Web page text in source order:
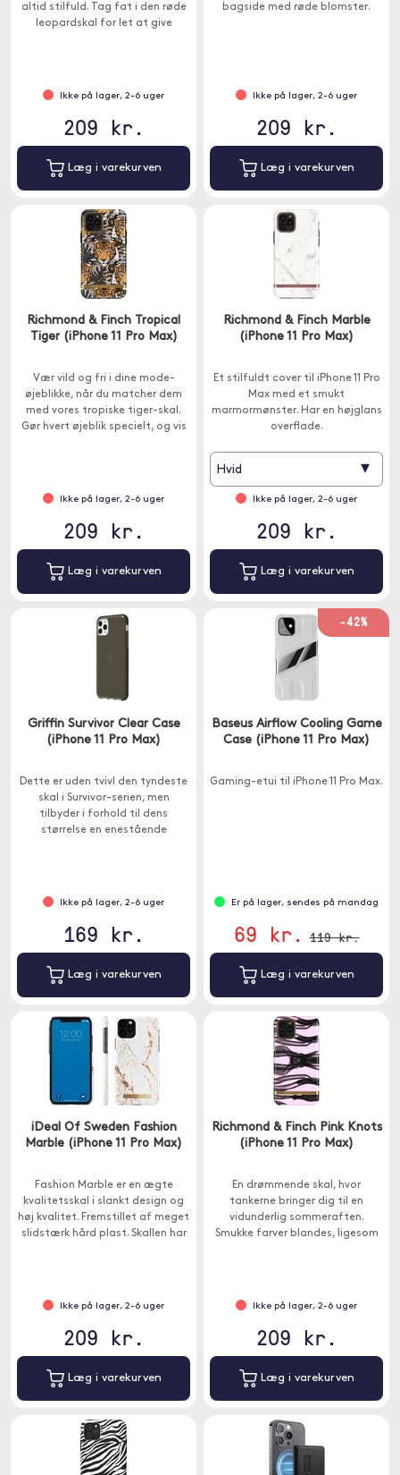
altid stilfuld. Tag fat i den røde
leopardskal for let at give
Ikke på lager, 2-6 uger
209 kr.
Læg i varekurven
bagside med røde blomster.
Ikke på lager, 2-6 uger
209 kr.
Læg i varekurven
Richmond & Finch Tropical
Tiger (iPhone 11 Pro Max)
Vær vild og fri i dine mode-
øjeblikke, når du matcher dem
med vores tropiske tiger-skal.
Gør hvert øjeblik specielt, og vis
Ikke på lager, 2-6 uger
209 kr.
Læg i varekurven
Richmond & Finch Marble
(iPhone 11 Pro Max)
Et stilfuldt cover til iPhone 11 Pro
Max med et smukt
marmormønster. Har en højglans
overflade.
Hvid ▾
Ikke på lager, 2-6 uger
209 kr.
Læg i varekurven
Griffin Survivor Clear Case
(iPhone 11 Pro Max)
Dette er uden tvivl den tyndeste
skal i Survivor-serien, men
tilbyder i forhold til dens
størrelse en enestående
Ikke på lager, 2-6 uger
169 kr.
Læg i varekurven
-42%
Baseus Airflow Cooling Game
Case (iPhone 11 Pro Max)
Gaming-etui til iPhone 11 Pro Max.
Er på lager, sendes på mandag
69 kr. 119 kr.
Læg i varekurven
iDeal Of Sweden Fashion
Marble (iPhone 11 Pro Max)
Fashion Marble er en ægte
kvalitetsskal i slankt design og
høj kvalitet. Fremstillet af meget
slidstærk hård plast. Skallen har
Ikke på lager, 2-6 uger
209 kr.
Læg i varekurven
Richmond & Finch Pink Knots
(iPhone 11 Pro Max)
En drømmende skal, hvor
tankerne bringer dig til en
vidunderlig sommeraften.
Smukke farver blandes, ligesom
Ikke på lager, 2-6 uger
209 kr.
Læg i varekurven